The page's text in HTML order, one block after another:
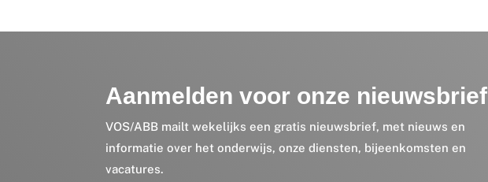
Aanmelden voor onze nieuwsbrief
VOS/ABB mailt wekelijks een gratis nieuwsbrief, met nieuws en
informatie over het onderwijs, onze diensten, bijeenkomsten en
vacatures.